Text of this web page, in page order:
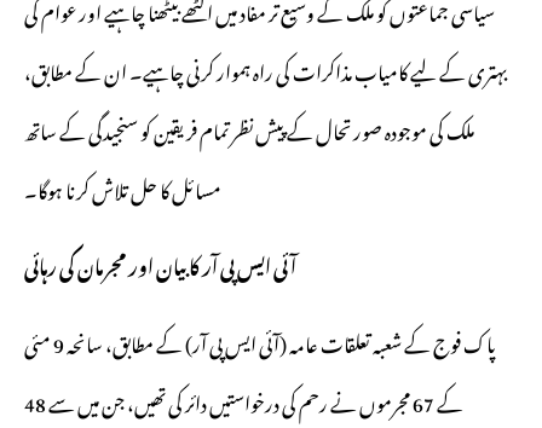
بہتری کے لیے کامیاب مذاکرات کی راہ ہموار کرنی چاہیے۔ ان کے مطابق،
ملک کی موجودہ صورتحال کے پیش نظر تمام فریقین کو سنجیدگی کے ساتھ
مسائل کا حل تلاش کرنا ہوگا۔
آئی ایس پی آر کا بیان اور مجرمان کی رہائی
پاک فوج کے شعبہ تعلقات عامہ (آئی ایس پی آر) کے مطابق، سانحہ 9 مئی
کے 67 مجرموں نے رحم کی درخواستیں دائر کی تھیں، جن میں سے 48